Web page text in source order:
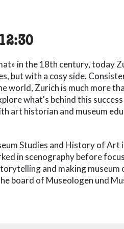
12:30
in the 18th century, today
but with a cosy side.
world, Zurich is much more
what's behind this
art historian and museum
Studies and History of Art
in scenography before
and making museum
board of Museologen und